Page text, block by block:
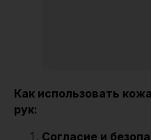
Как использовать
рук:
Согласие и